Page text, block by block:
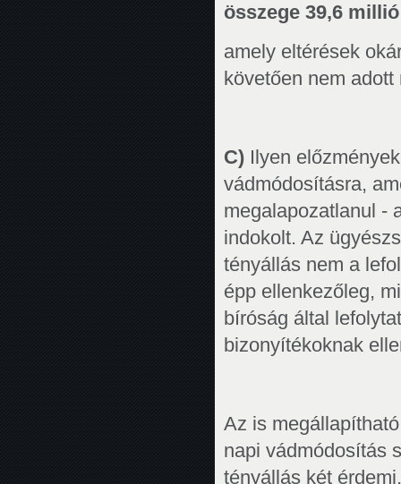
összege 39,6
amely eltérések
követően nem
C) Ilyen
vádmódosításra,
megalapozatlanul -
indokolt. Az
tényállás nem a
épp ellenkezőleg,
bíróság által
bizonyítékoknak
Az is
napi vádmódosítás
tényállás két